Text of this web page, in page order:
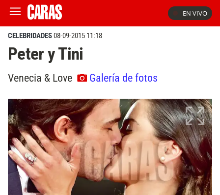
EN VIVO
CELEBRIDADES08-09-2015 11:18
Peter y Tini
Venecia & Love Galería de fotos